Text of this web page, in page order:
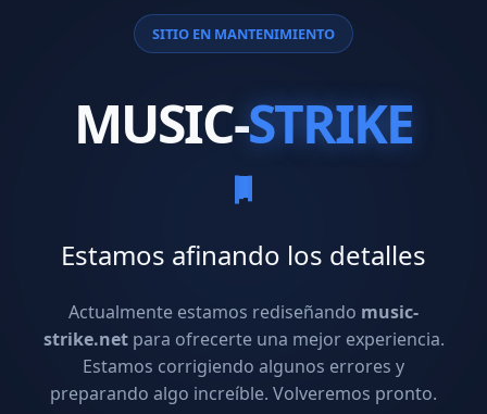
SITIO EN MANTENIMIENTO
MUSIC-STRIKE
Estamos afinando los detalles
Actualmente estamos rediseñando music-
strike.netpara ofrecerte una mejor experiencia.
Estamos corrigiendo algunos errores y
preparando algo increíble. Volveremos pronto.